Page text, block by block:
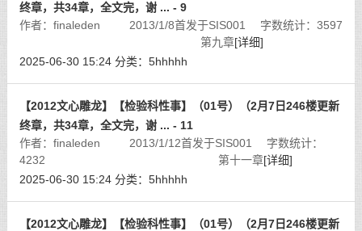
终章，共34章，全文完，谢 ... - 9
作者：finaleden 2013/1/8首发于SIS001 字数统计：3597
第九章[详细]
2025-06-30 15:24 分类： 5hhhhh
【2012文心雕龙】【检验科性事】（01号）（2月7日246楼更新
终章，共34章，全文完，谢 ... - 11
作者：finaleden 2013/1/12首发于SIS001 字数统计：
4232 第十一章[详细]
2025-06-30 15:24 分类： 5hhhhh
【2012文心雕龙】【检验科性事】（01号）（2月7日246楼更新